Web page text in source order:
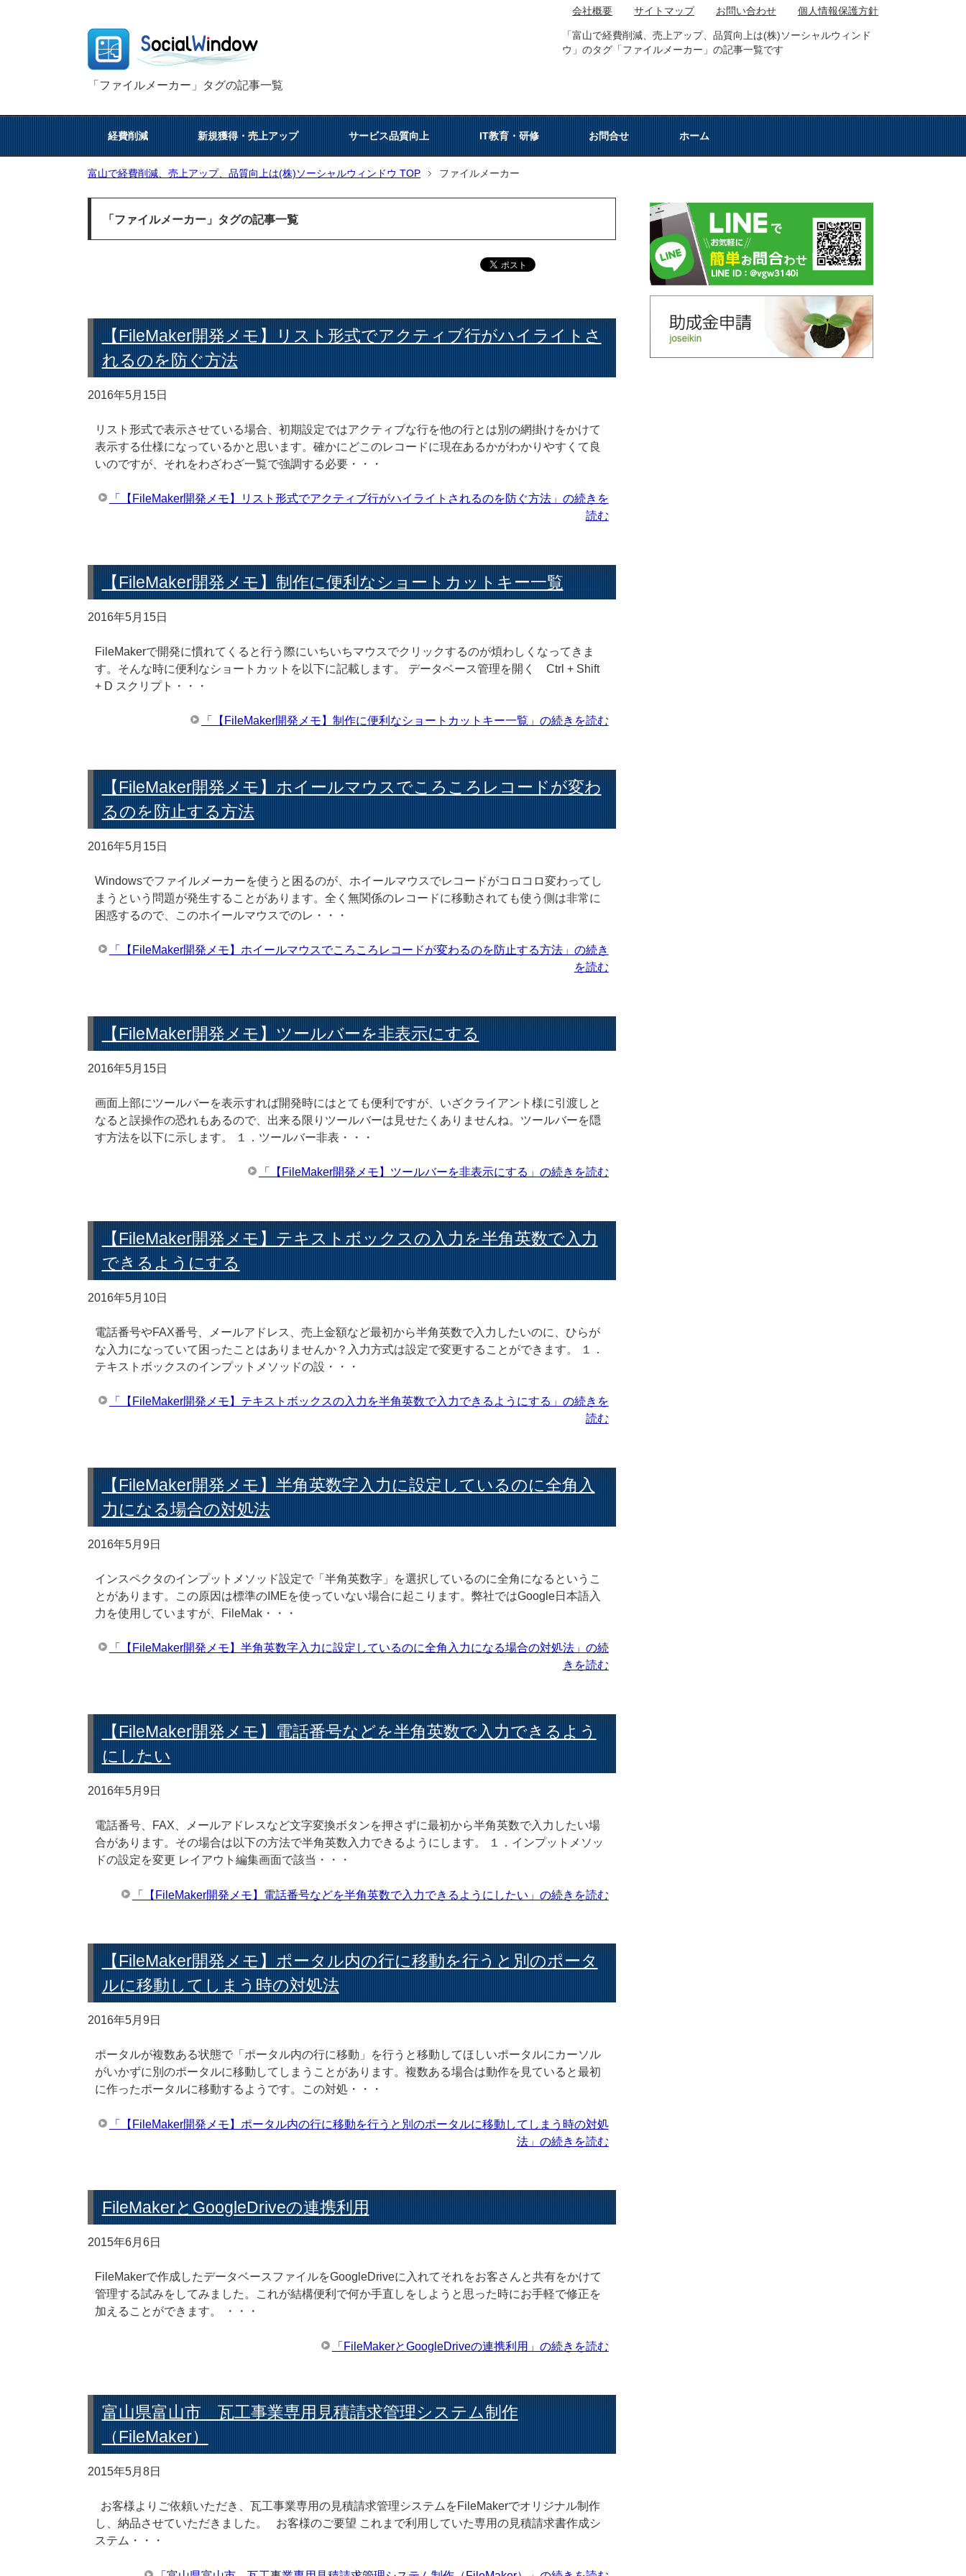
「ファイルメーカー」タグの記事一覧
「富山で経費削減、売上アップ、品質向上は(株)ソーシャルウィンド
ウ」のタグ「ファイルメーカー」の記事一覧です
経費削減 新規獲得・売上アップ サービス品質向上 IT教育・研修 お問合せ ホーム
富山で経費削減、売上アップ、品質向上は(株)ソーシャルウィンドウ TOP ファイルメーカー
「ファイルメーカー」タグの記事一覧
【FileMaker開発メモ】リスト形式でアクティブ行がハイライトさ
れるのを防ぐ方法
2016年5月15日
リスト形式で表示させている場合、初期設定ではアクティブな行を他の行とは別の網掛けをかけて
表示する仕様になっているかと思います。確かにどこのレコードに現在あるかがわかりやすくて良
いのですが、それをわざわざ一覧で強調する必要・・・
「【FileMaker開発メモ】リスト形式でアクティブ行がハイライトされるのを防ぐ方法」の続きを
読む
【FileMaker開発メモ】制作に便利なショートカットキー一覧
2016年5月15日
FileMakerで開発に慣れてくると行う際にいちいちマウスでクリックするのが煩わしくなってきま
す。そんな時に便利なショートカットを以下に記載します。 データベース管理を開く Ctrl + Shift
+ D スクリプト・・・
「【FileMaker開発メモ】制作に便利なショートカットキー一覧」の続きを読む
【FileMaker開発メモ】ホイールマウスでころころレコードが変わ
るのを防止する方法
2016年5月15日
Windowsでファイルメーカーを使うと困るのが、ホイールマウスでレコードがコロコロ変わってし
まうという問題が発生することがあります。全く無関係のレコードに移動されても使う側は非常に
困惑するので、このホイールマウスでのレ・・・
「【FileMaker開発メモ】ホイールマウスでころころレコードが変わるのを防止する方法」の続き
を読む
【FileMaker開発メモ】ツールバーを非表示にする
2016年5月15日
画面上部にツールバーを表示すれば開発時にはとても便利ですが、いざクライアント様に引渡しと
なると誤操作の恐れもあるので、出来る限りツールバーは見せたくありませんね。ツールバーを隠
す方法を以下に示します。 １．ツールバー非表・・・
「【FileMaker開発メモ】ツールバーを非表示にする」の続きを読む
【FileMaker開発メモ】テキストボックスの入力を半角英数で入力
できるようにする
2016年5月10日
電話番号やFAX番号、メールアドレス、売上金額など最初から半角英数で入力したいのに、ひらが
な入力になっていて困ったことはありませんか？入力方式は設定で変更することができます。 １．
テキストボックスのインプットメソッドの設・・・
「【FileMaker開発メモ】テキストボックスの入力を半角英数で入力できるようにする」の続きを
読む
【FileMaker開発メモ】半角英数字入力に設定しているのに全角入
力になる場合の対処法
2016年5月9日
インスペクタのインプットメソッド設定で「半角英数字」を選択しているのに全角になるというこ
とがあります。この原因は標準のIMEを使っていない場合に起こります。弊社ではGoogle日本語入
力を使用していますが、FileMak・・・
「【FileMaker開発メモ】半角英数字入力に設定しているのに全角入力になる場合の対処法」の続
きを読む
【FileMaker開発メモ】電話番号などを半角英数で入力できるよう
にしたい
2016年5月9日
電話番号、FAX、メールアドレスなど文字変換ボタンを押さずに最初から半角英数で入力したい場
合があります。その場合は以下の方法で半角英数入力できるようにします。 １．インプットメソッ
ドの設定を変更 レイアウト編集画面で該当・・・
「【FileMaker開発メモ】電話番号などを半角英数で入力できるようにしたい」の続きを読む
【FileMaker開発メモ】ポータル内の行に移動を行うと別のポータ
ルに移動してしまう時の対処法
2016年5月9日
ポータルが複数ある状態で「ポータル内の行に移動」を行うと移動してほしいポータルにカーソル
がいかずに別のポータルに移動してしまうことがあります。複数ある場合は動作を見ていると最初
に作ったポータルに移動するようです。この対処・・・
「【FileMaker開発メモ】ポータル内の行に移動を行うと別のポータルに移動してしまう時の対処
法」の続きを読む
FileMakerとGoogleDriveの連携利用
2015年6月6日
FileMakerで作成したデータベースファイルをGoogleDriveに入れてそれをお客さんと共有をかけて
管理する試みをしてみました。これが結構便利で何か手直しをしようと思った時にお手軽で修正を
加えることができます。 ・・・
「FileMakerとGoogleDriveの連携利用」の続きを読む
富山県富山市 瓦工事業専用見積請求管理システム制作
（FileMaker）
2015年5月8日
お客様よりご依頼いただき、瓦工事業専用の見積請求管理システムをFileMakerでオリジナル制作
し、納品させていただきました。 お客様のご要望 これまで利用していた専用の見積請求書作成シ
ステム・・・
会社概要 サイトマップ お問い合わせ 個人情報保護方針